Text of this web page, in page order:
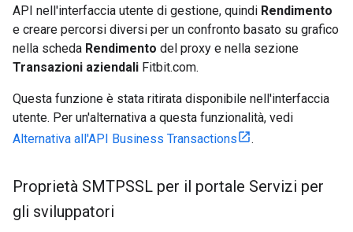
API nell'interfaccia utente di gestione, quindi Rendimento
e creare percorsi diversi per un confronto basato su grafico
nella scheda Rendimento del proxy e nella sezione
Transazioni aziendali Fitbit.com.
Questa funzione è stata ritirata disponibile nell'interfaccia
utente. Per un'alternativa a questa funzionalità, vedi
Alternativa all'API Business Transactions
.
Proprietà SMTPSSL per il portale Servizi per
gli sviluppatori